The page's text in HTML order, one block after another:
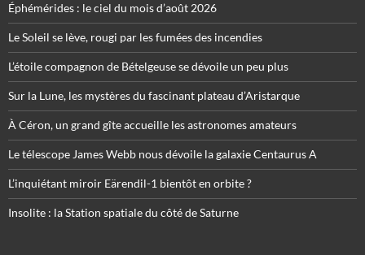
Éphémérides : le ciel du mois d’août 2026
Le Soleil se lève, rougi par les fumées des incendies
L’étoile compagnon de Bételgeuse se dévoile un peu plus
Sur la Lune, les mystères du fascinant plateau d’Aristarque
À Céron, un grand gîte accueille les astronomes amateurs
Le télescope James Webb nous dévoile la galaxie Centaurus A
L’inquiétant miroir Eärendil-1 bientôt en orbite ?
Insolite : la Station spatiale du côté de Saturne